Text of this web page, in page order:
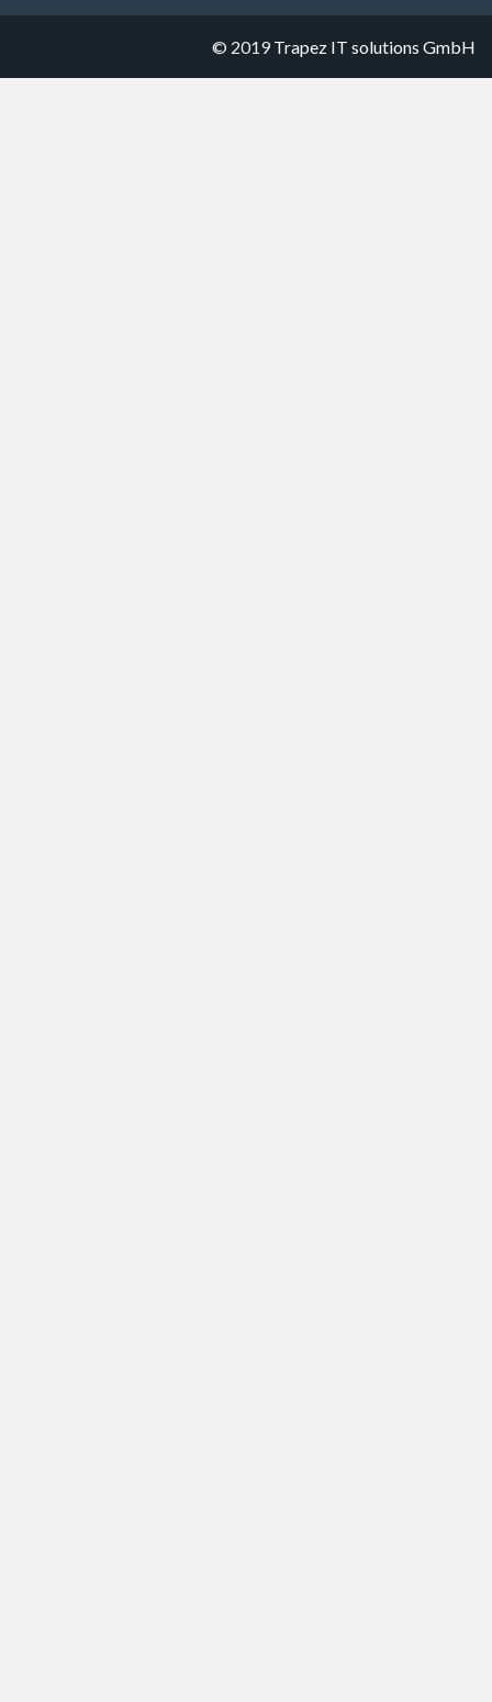
© 2019Trapez IT solutions GmbH